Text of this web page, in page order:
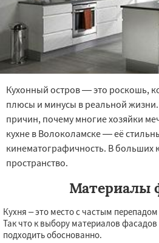
Кухонный остров — это роскошь,
плюсы и минусы в реальной
причин, почему многие хозяйки
кухне в Волоколамске — её
кинематографичность. В больших
пространство.
Материалы
Кухня – это место с частым
Так что к выбору материалов
подходить обоснованно.